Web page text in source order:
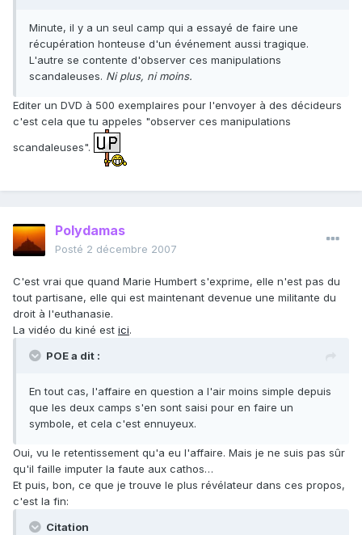
Minute, il y a un seul camp qui a essayé de faire une
récupération honteuse d'un événement aussi tragique.
L'autre se contente d'observer ces manipulations
scandaleuses. Ni plus, ni moins.
Editer un DVD à 500 exemplaires pour l'envoyer à des décideurs
c'est cela que tu appeles "observer ces manipulations
scandaleuses".
Polydamas
Posté 2 décembre 2007
C'est vrai que quand Marie Humbert s'exprime, elle n'est pas du
tout partisane, elle qui est maintenant devenue une militante du
droit à l'euthanasie.
La vidéo du kiné est ici.
POE a dit :
En tout cas, l'affaire en question a l'air moins simple depuis
que les deux camps s'en sont saisi pour en faire un
symbole, et cela c'est ennuyeux.
Oui, vu le retentissement qu'a eu l'affaire. Mais je ne suis pas sûr
qu'il faille imputer la faute aux cathos…
Et puis, bon, ce que je trouve le plus révélateur dans ces propos,
c'est la fin:
Citation